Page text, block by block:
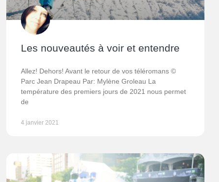
Les nouveautés à voir et entendre
Allez! Dehors! Avant le retour de vos téléromans ©
Parc Jean Drapeau Par: Mylène Groleau La
température des premiers jours de 2021 nous permet
de
4 janvier 2021